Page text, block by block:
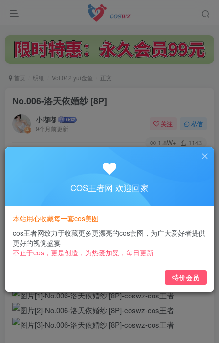
首页 明细 Vol.042 yui金鱼 正文
No.006-洛天依婚纱 [8P]
小嘟嘟
9个月前更新
关注 私信
1.8W+ 1143
此内容为付费阅读，请付费后查看
3
黄金会员免费 钻石会员 免费
立即购买
COS王者网 欢迎回家
本站用心收藏每一套cos美图
cos王者网致力于收藏更多更漂亮的cos套图，为广大爱好者提供
更好的视觉盛宴
不止于cos，更是创造，为热爱加冕，每日更新
特价会员